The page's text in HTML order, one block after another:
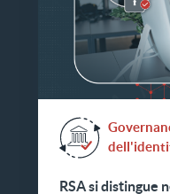
RSA si distingue